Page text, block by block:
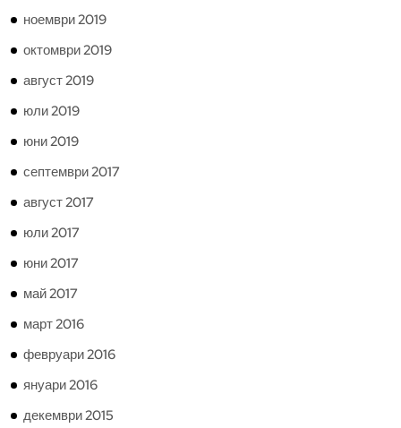
ноември 2019
октомври 2019
август 2019
юли 2019
юни 2019
септември 2017
август 2017
юли 2017
юни 2017
май 2017
март 2016
февруари 2016
януари 2016
декември 2015